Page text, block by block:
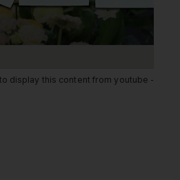
display this content from youtube -